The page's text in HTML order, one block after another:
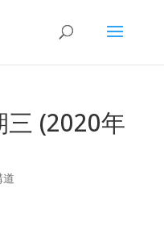
(2020年
道